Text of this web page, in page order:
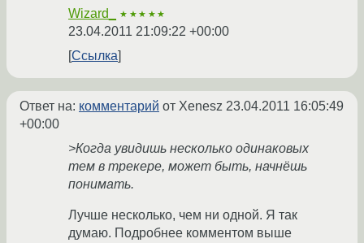
Wizard_ ★★★★★
23.04.2011 21:09:22 +00:00
Ссылка
Ответ на: комментарий от Xenesz 23.04.2011 16:05:49
+00:00
>Когда увидишь несколько одинаковых
тем в трекере, может быть, начнёшь
понимать.
Лучше несколько, чем ни одной. Я так
думаю. Подробнее комментом выше